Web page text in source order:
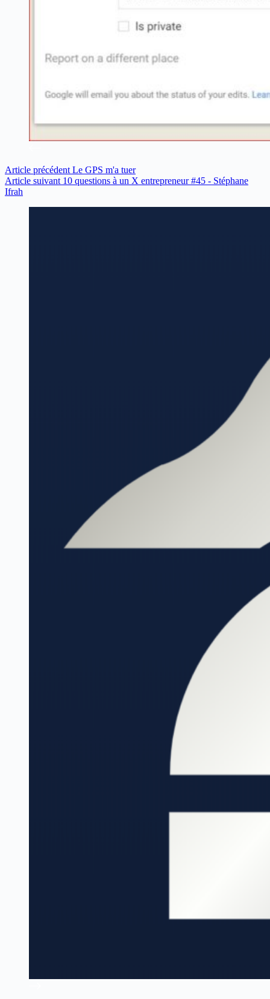
Article précédent Le GPS m'a tuer
Article suivant 10 questions à un X entrepreneur #45 - Stéphane
Ifrah